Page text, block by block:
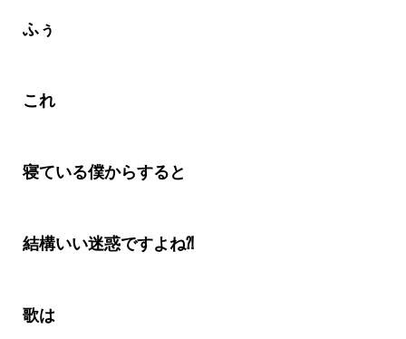
ふぅ
これ
寝ている僕からすると
結構いい迷惑ですよね⁈
歌は